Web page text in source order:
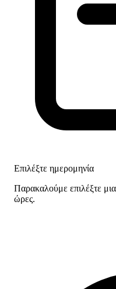
Επιλέξτε ημερομηνία
Παρακαλούμε επιλέξτε μια
ώρες.